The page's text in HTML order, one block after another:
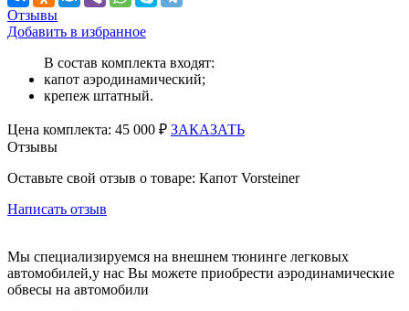
Отзывы
Добавить в избранное
В состав комплекта входят:
капот аэродинамический;
крепеж штатный.
Цена комплекта: 45 000 ₽ ЗАКАЗАТЬ
Отзывы
Оставьте свой отзыв о товаре: Капот Vorsteiner
Написать отзыв
Мы специализируемся на внешнем тюнинге легковых
автомобилей,у нас Вы можете приобрести аэродинамические
обвесы на автомобили